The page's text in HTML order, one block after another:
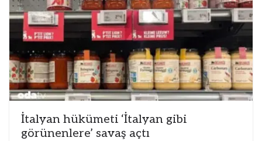
İtalyan hükümeti ‘İtalyan gibi
görünenlere’ savaş açtı